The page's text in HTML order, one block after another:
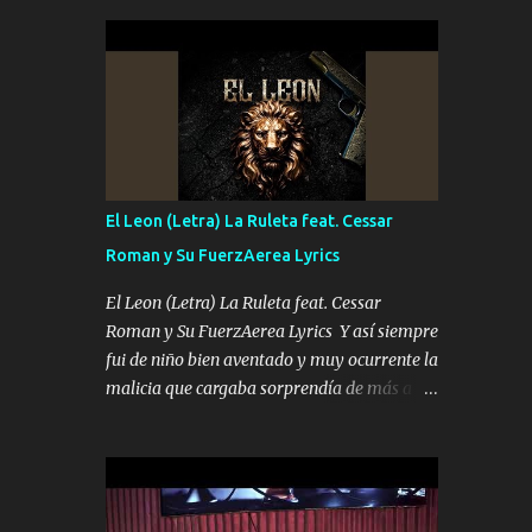
conciertos más que llenar Se mueven solo
por el interés P...
inteligente junto con su hermano el TRES
blindado el Estado tiene andan ESPERANDO
al UNO QUE PRONTO ESTARÁ PRESENTE
Que no falten las bucanas ni tampoco las
mujeres porque es platica de grandes por eso
hay que estar alegres doy las instrucciones
para atender los deberes Música Si es que
salta algún problema de confianza tengo
gente ahí está el Hombre Cuarenta y
también Pariente 7 arreglan cualquier
problema no más es cuestión que ordené
NOS HACE FALTA UN HERMANO DE CLAVE
SIEMPRE VIO POR LA FAMILIA PARA QUE
SIGA EL LEGADO Es el DOS de los
HERMANOS un cerebro inteligente y com...
El Leon (Letra) La Ruleta feat. Cessar
Roman y Su FuerzAerea Lyrics
El Leon (Letra) La Ruleta feat. Cessar
Roman y Su FuerzAerea Lyrics Y así siempre
fui de niño bien aventado y muy ocurrente la
malicia que cargaba sorprendía de más a la
Tranquilo me la navego ando en lo mío sin